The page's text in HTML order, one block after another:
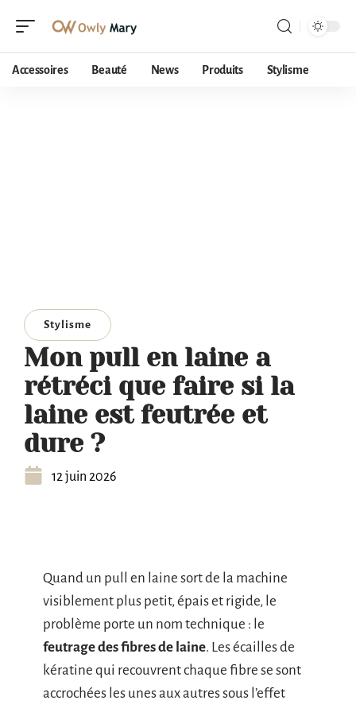
Accessoires Beauté News Produits Stylisme
Stylisme
Mon pull en laine a
rétréci que faire si la
laine est feutrée et
dure ?
12 juin 2026
Quand un pull en laine sort de la machine
visiblement plus petit, épais et rigide, le
problème porte un nom technique : le
feutrage des fibres de laine. Les écailles de
kératine qui recouvrent chaque fibre se sont
accrochées les unes aux autres sous l’effet